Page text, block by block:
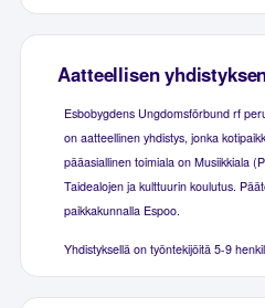
Aatteellisen
Esbobygdens Ungdomsförbund rf
on aatteellinen yhdistys, jonka
pääasiallinen toimiala on Musiikkiala
Taidealojen ja kulttuurin koulutus.
paikkakunnalla Espoo.
Yhdistyksellä on työntekijöitä 5-9